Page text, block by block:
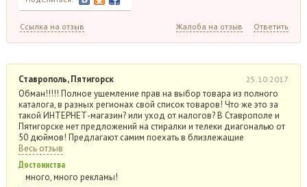
Ссылка на отзыв Жалоба на отзыв Ответить
Ставрополь, Пятигорск 25.10.2017
Обман!!!!! Полное ущемление прав на выбор товара из полного
каталога, в разных регионах свой список товаров! Что же это за
такой ИНТЕРНЕТ-магазин? или уход от налогов? В Ставрополе и
Пятигорске нет предложений на стиралки и телеки диагональю от
50 дюймов! Предлагают самим поехать в близлежащие
Весь отзыв
Достоинства
много, много рекламы!